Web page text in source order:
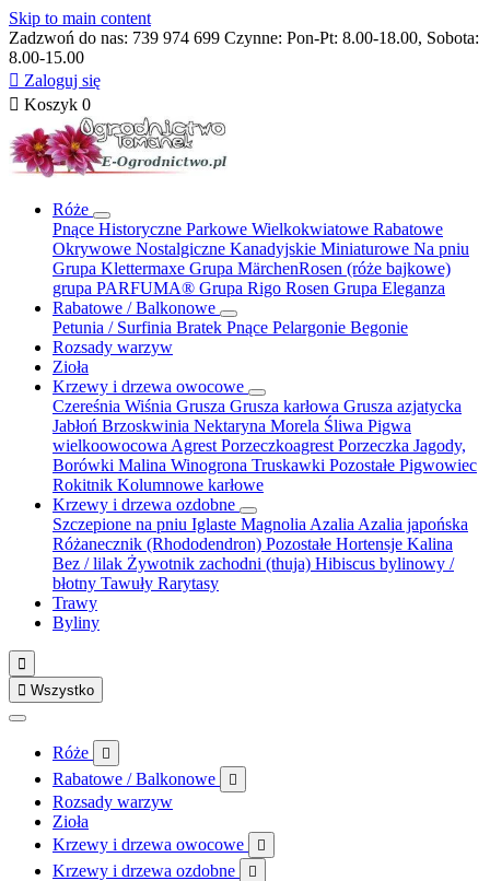
Skip to main content
Zadzwoń do nas: 739 974 699 Czynne: Pon-Pt: 8.00-18.00, Sobota:
8.00-15.00
 Zaloguj się
 Koszyk 0
Róże
Pnące Historyczne Parkowe Wielkokwiatowe Rabatowe
Okrywowe Nostalgiczne Kanadyjskie Miniaturowe Na pniu
Grupa Klettermaxe Grupa MärchenRosen (róże bajkowe)
grupa PARFUMA® Grupa Rigo Rosen Grupa Eleganza
Rabatowe / Balkonowe
Petunia / Surfinia Bratek Pnące Pelargonie Begonie
Rozsady warzyw
Zioła
Krzewy i drzewa owocowe
Czereśnia Wiśnia Grusza Grusza karłowa Grusza azjatycka
Jabłoń Brzoskwinia Nektaryna Morela Śliwa Pigwa
wielkoowocowa Agrest Porzeczkoagrest Porzeczka Jagody,
Borówki Malina Winogrona Truskawki Pozostałe Pigwowiec
Rokitnik Kolumnowe karłowe
Krzewy i drzewa ozdobne
Szczepione na pniu Iglaste Magnolia Azalia Azalia japońska
Różanecznik (Rhododendron) Pozostałe Hortensje Kalina
Bez / lilak Żywotnik zachodni (thuja) Hibiscus bylinowy /
błotny Tawuły Rarytasy
Trawy
Byliny

 Wszystko
Róże 
Rabatowe / Balkonowe 
Rozsady warzyw
Zioła
Krzewy i drzewa owocowe

Krzewy i drzewa ozdobne 